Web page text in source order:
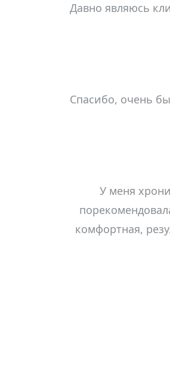
Давно являюсь
Спасибо, очень
У меня
комфортная,